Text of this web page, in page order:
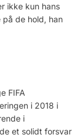
ikke kun hans
på de hold, han
FIFA
i 2018 i
i
et solidt forsvar